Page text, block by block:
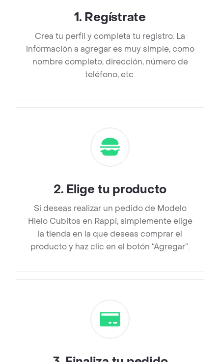
1. Regístrate
Crea tu perfil y completa tu registro. La
información a agregar es muy simple, como
nombre completo, dirección, número de
teléfono, etc.
2. Elige tu producto
Si deseas realizar un pedido de Modelo
Hielo Cubitos en Rappi, simplemente elige
la tienda en la que deseas comprar el
producto y haz clic en el botón “Agregar”.